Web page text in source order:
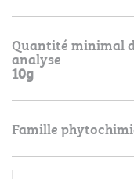
Quantité minimal
analyse
10g
Famille